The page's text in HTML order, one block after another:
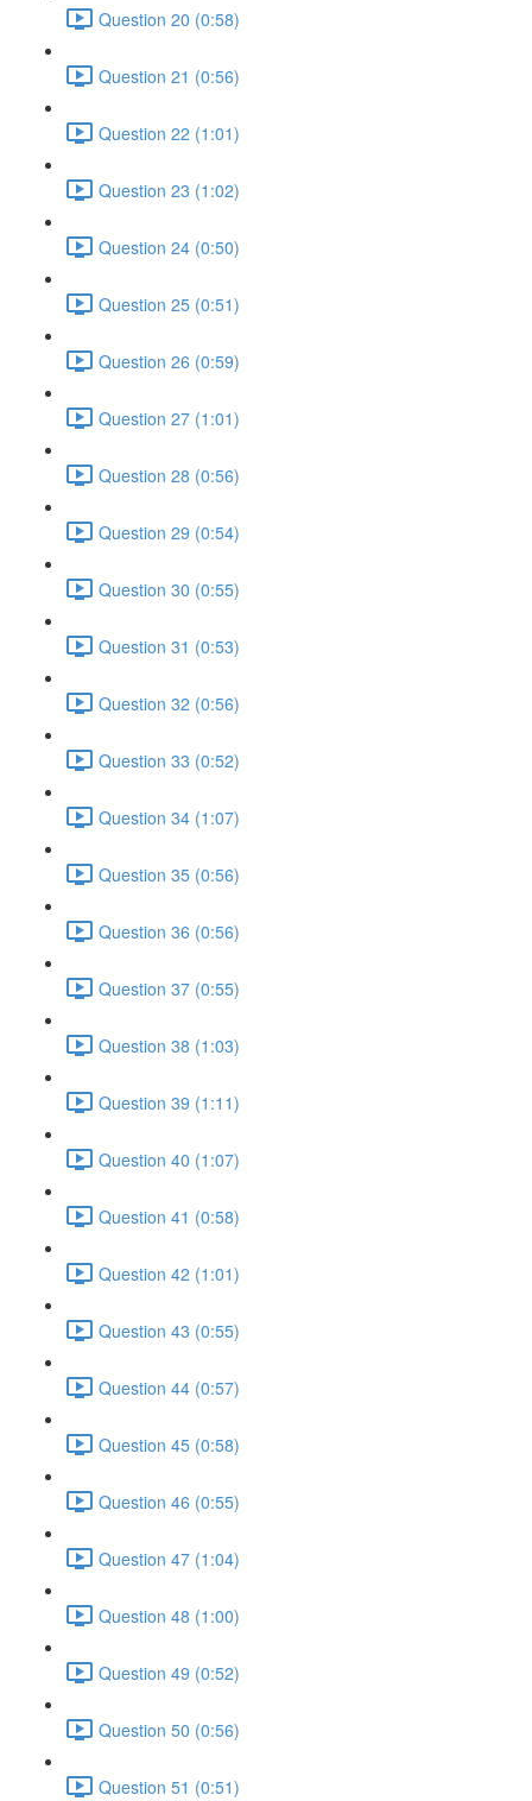
Question 20 (0:58)
Question 21 (0:56)
Question 22 (1:01)
Question 23 (1:02)
Question 24 (0:50)
Question 25 (0:51)
Question 26 (0:59)
Question 27 (1:01)
Question 28 (0:56)
Question 29 (0:54)
Question 30 (0:55)
Question 31 (0:53)
Question 32 (0:56)
Question 33 (0:52)
Question 34 (1:07)
Question 35 (0:56)
Question 36 (0:56)
Question 37 (0:55)
Question 38 (1:03)
Question 39 (1:11)
Question 40 (1:07)
Question 41 (0:58)
Question 42 (1:01)
Question 43 (0:55)
Question 44 (0:57)
Question 45 (0:58)
Question 46 (0:55)
Question 47 (1:04)
Question 48 (1:00)
Question 49 (0:52)
Question 50 (0:56)
Question 51 (0:51)